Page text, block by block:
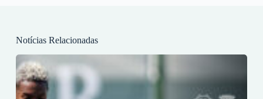
Notícias Relacionadas